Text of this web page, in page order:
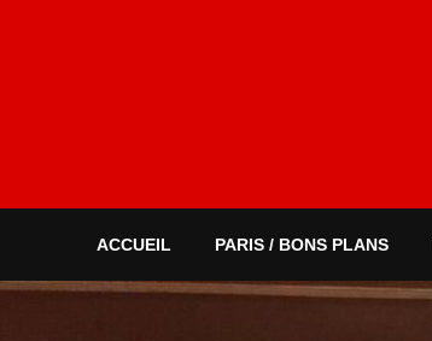
ACCUEIL PARIS / BONS PLANS